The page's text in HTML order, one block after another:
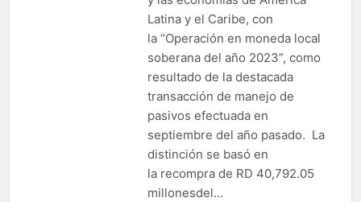
Latina y el Caribe, con
la “Operación en moneda local
soberana del año 2023”, como
resultado de la destacada
transacción de manejo de
pasivos efectuada en
septiembre del año pasado. La
distinción se basó en
la recompra de RD 40,792.05
millonesdel…